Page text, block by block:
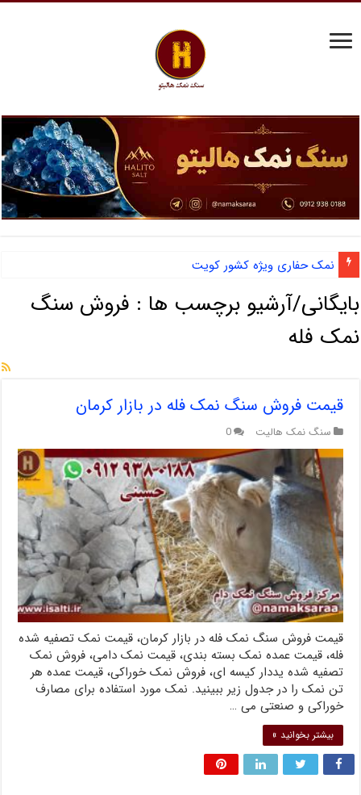
نمک حفاری ویژه کشور کویت
بایگانی/آرشیو برچسب ها : فروش سنگ
نمک فله
قیمت فروش سنگ نمک فله در بازار کرمان
سنگ نمک هالیت 0
قیمت فروش سنگ نمک فله در بازار کرمان، قیمت نمک تصفیه شده
فله، قیمت عمده نمک بسته بندی، قیمت نمک دامی، فروش نمک
تصفیه شده یددار کیسه ای، فروش نمک خوراکی، قیمت عمده هر
تن نمک را در جدول زیر ببینید. نمک مورد استفاده برای مصارف
خوراکی و صنعتی می …
بیشتر بخوانید »